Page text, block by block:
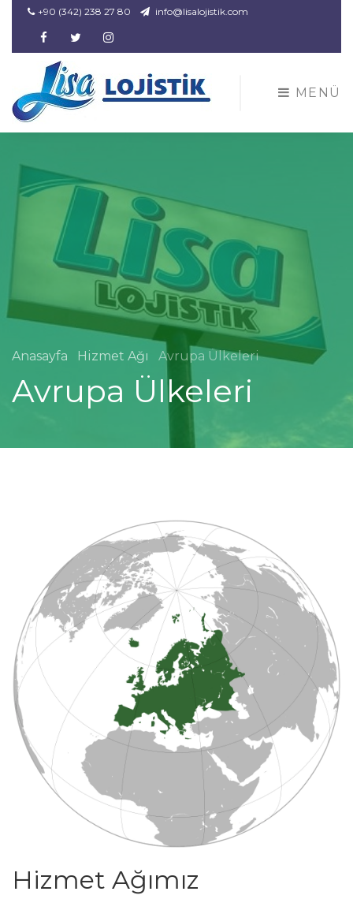
+90 (342) 238 27 80 info@lisalojistik.com
FacebookTwitterInstagram
MENÜ
Anasayfa Hizmet Ağı Avrupa Ülkeleri
Avrupa Ülkeleri
Hizmet Ağımız